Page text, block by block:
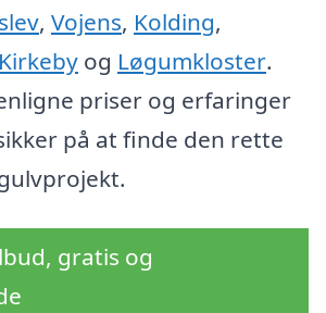
, Vojens, Kolding,
Kirkeby og Løgumkloster.
priser og erfaringer
på at finde den rette
gratis og